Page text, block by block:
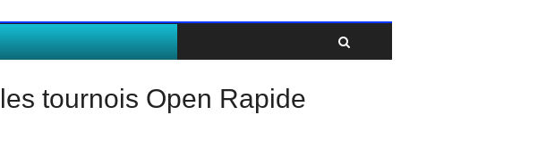
tournois Open Rapide